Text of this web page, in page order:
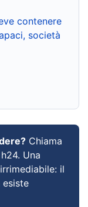
contenere
società
Chiama
Una
il
esiste